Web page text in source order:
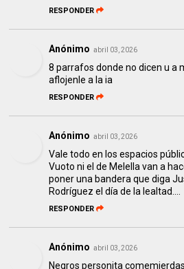
RESPONDER
Anónimo abril 03, 2026
8 parrafos donde no dicen u a
aflojenle a la ia
RESPONDER
Anónimo abril 03, 2026
Vale todo en los espacios
Vuoto ni el de Melella van a
poner una bandera que diga
Rodríguez el día de la lealtad....
RESPONDER
Anónimo abril 03, 2026
Negros personita